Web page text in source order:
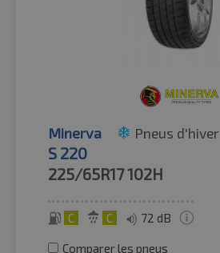
Minerva Pneus d'hiver
S 220
225/65R17102H
C C 72 dB
Comparer les pneus